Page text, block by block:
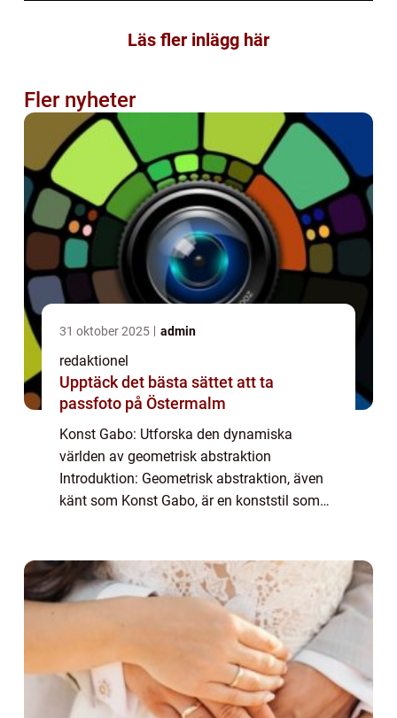
Läs fler inlägg här
Fler nyheter
31 oktober 2025 admin
redaktionel
Upptäck det bästa sättet att ta
passfoto på Östermalm
Konst Gabo: Utforska den dynamiska
världen av geometrisk abstraktion
Introduktion: Geometrisk abstraktion, även
känt som Konst Gabo, är en konststil som
abstrakta...